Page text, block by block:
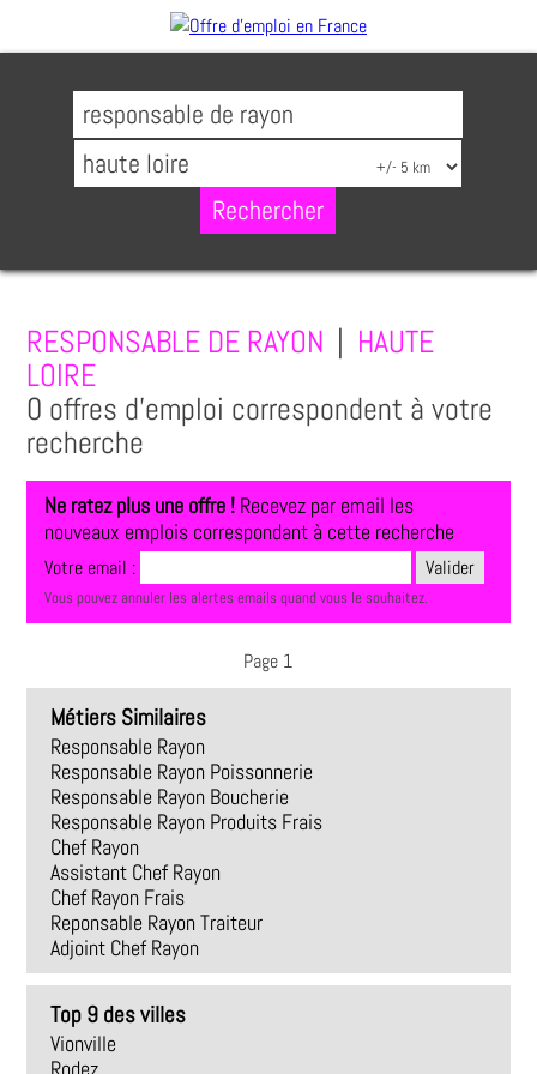
RESPONSABLE DE RAYON
HAUTE
LOIRE
0 offres d'emploi correspondent à votre
recherche
Ne ratez plus une offre ! Recevez par email les
nouveaux emplois correspondant à cette recherche
Votre email :
Vous pouvez annuler les alertes emails quand vous le souhaitez.
Page 1
Métiers Similaires
Responsable Rayon
Responsable Rayon Poissonnerie
Responsable Rayon Boucherie
Responsable Rayon Produits Frais
Chef Rayon
Assistant Chef Rayon
Chef Rayon Frais
Reponsable Rayon Traiteur
Adjoint Chef Rayon
Top 9 des villes
Vionville